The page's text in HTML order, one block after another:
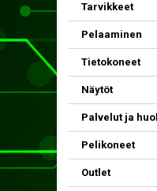
Tarvikkeet
Pelaaminen
Tietokoneet
Näytöt
Palvelut ja
Pelikoneet
Outlet